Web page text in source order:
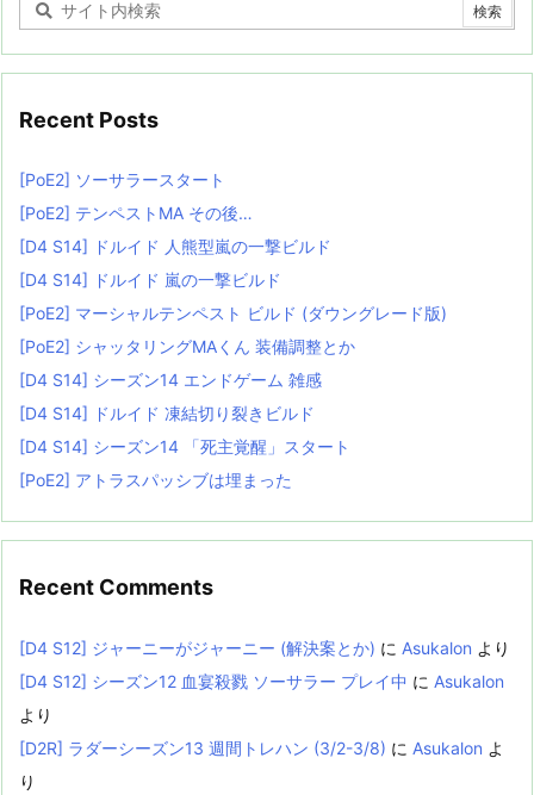
Recent Posts
[PoE2] ソーサラースタート
[PoE2] テンペストMA その後…
[D4 S14] ドルイド 人熊型嵐の一撃ビルド
[D4 S14] ドルイド 嵐の一撃ビルド
[PoE2] マーシャルテンペスト ビルド (ダウングレード版)
[PoE2] シャッタリングMAくん 装備調整とか
[D4 S14] シーズン14 エンドゲーム 雑感
[D4 S14] ドルイド 凍結切り裂きビルド
[D4 S14] シーズン14 「死主覚醒」スタート
[PoE2] アトラスパッシブは埋まった
Recent Comments
[D4 S12] ジャーニーがジャーニー (解決案とか) に Asukalon より
[D4 S12] シーズン12 血宴殺戮 ソーサラー プレイ中 に Asukalon
より
[D2R] ラダーシーズン13 週間トレハン (3/2-3/8) に Asukalon よ
り